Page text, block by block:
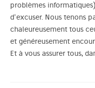
problèmes
d'excuser. Nous tenons
chaleureusement tous
et généreusement
Et à vous assurer tous,